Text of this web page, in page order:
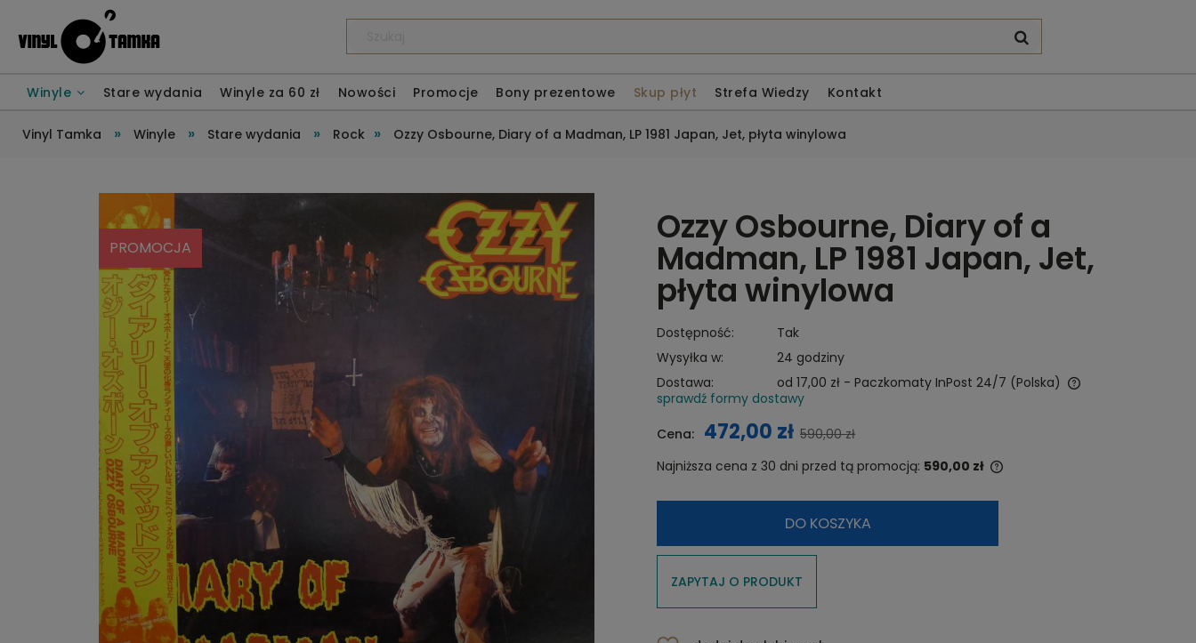
Winyle Stare wydania Winyle za 60 zł Nowości Promocje Bony prezentowe Skup płyt Strefa Wiedzy Kontakt
Vinyl Tamka » Winyle » Stare wydania » Rock » Ozzy Osbourne, Diary of a Madman, LP 1981 Japan, Jet, płyta winylowa
Ozzy Osbourne, Diary of a
Madman, LP 1981 Japan, Jet,
płyta winylowa
PROMOCJA
Dostępność:
Tak
Wysyłka w:
24 godziny
Dostawa:
od 17,00 zł - Paczkomaty InPost 24/7 (Polska)
kosztów płatności
sprawdź formy dostawy
Cena: 472,00 zł 590,00 zł
Najniższa cena z 30 dni przed tą promocją: 590,00 zł
Jeżeli produkt jest sprzedawany krócej
niż 30 dni, wyświetlana jest najniższa
pojawił się w sprzedaży.
DO KOSZYKA
ZAPYTAJ O PRODUKT